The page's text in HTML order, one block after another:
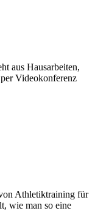
aus Hausarbeiten,
Videokonferenz
Athletiktraining für
wie man so eine